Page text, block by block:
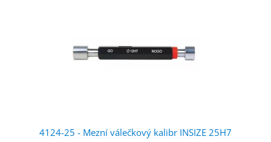
4124-25 - Mezní válečkový kalibr INSIZE 25H7